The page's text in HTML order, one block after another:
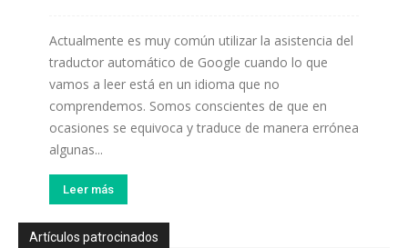
Actualmente es muy común utilizar la asistencia del
traductor automático de Google cuando lo que
vamos a leer está en un idioma que no
comprendemos. Somos conscientes de que en
ocasiones se equivoca y traduce de manera errónea
algunas...
Leer más
Artículos patrocinados